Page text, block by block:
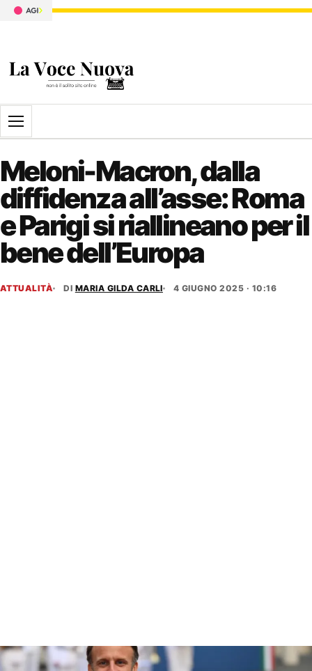
Apri il menu
Meloni-Macron, dalla
diffidenza all’asse: Roma
e Parigi si riallineano per il
bene dell’Europa
ATTUALITÀ DI MARIA GILDA CARLI 4 GIUGNO 2025 · 10:16